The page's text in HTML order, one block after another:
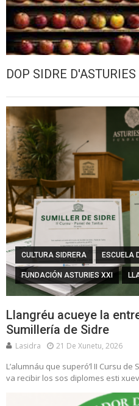
DOP SIDRE D'ASTURIES
CULTURA SIDRERA ESCUELA
FUNDACIÓN ASTURIES XXI
Llangréu acueye la
Sumillería de Sidre
Lasidra 21 De Xunetu, 2026
L’alumnáu que superó’l II Cursu
va recibir los sos diplomes esti